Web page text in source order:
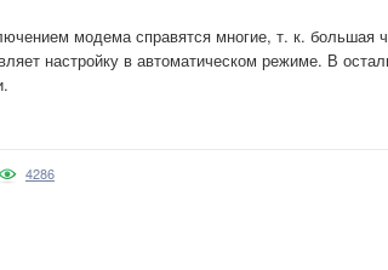
модема справятся многие, т. к. большая
настройку в автоматическом режиме. В
4286